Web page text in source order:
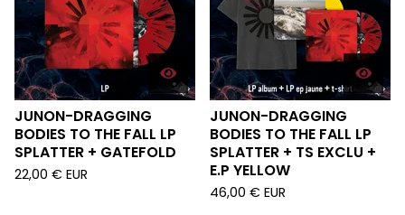
JUNON-DRAGGING
BODIES TO THE FALL LP
SPLATTER + GATEFOLD
22,00 € EUR
JUNON-DRAGGING
BODIES TO THE FALL LP
SPLATTER + TS EXCLU +
E.P YELLOW
46,00 € EUR